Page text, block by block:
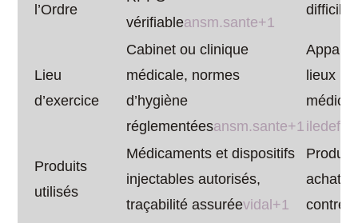
l’Ordre
vérifiableansm.sante+1
difficile
Lieu
d’exercice
Cabinet ou clinique
médicale, normes
d’hygiène
réglementéesansm.sante+1
lieux
Produits
utilisés
Médicaments et dispositifs
injectables autorisés,
traçabilité assuréevidal+1
achats